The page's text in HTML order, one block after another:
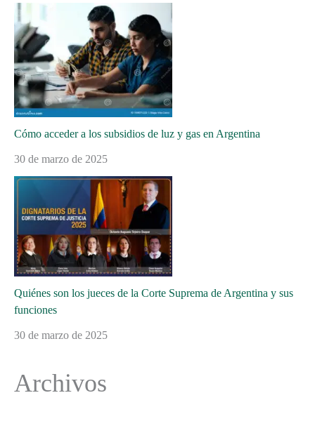
Cómo acceder a los subsidios de luz y gas en Argentina
30 de marzo de 2025
Quiénes son los jueces de la Corte Suprema de Argentina y sus
funciones
30 de marzo de 2025
Archivos